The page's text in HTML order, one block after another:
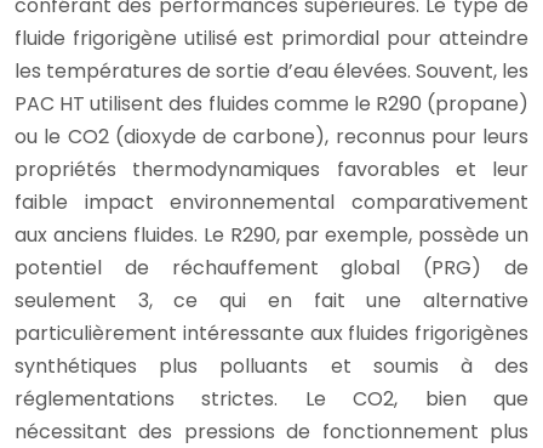
conférant des performances supérieures. Le type de
fluide frigorigène utilisé est primordial pour atteindre
les températures de sortie d’eau élevées. Souvent, les
PAC HT utilisent des fluides comme le R290 (propane)
ou le CO2 (dioxyde de carbone), reconnus pour leurs
propriétés thermodynamiques favorables et leur
faible impact environnemental comparativement
aux anciens fluides. Le R290, par exemple, possède un
potentiel de réchauffement global (PRG) de
seulement 3, ce qui en fait une alternative
particulièrement intéressante aux fluides frigorigènes
synthétiques plus polluants et soumis à des
réglementations strictes. Le CO2, bien que
nécessitant des pressions de fonctionnement plus